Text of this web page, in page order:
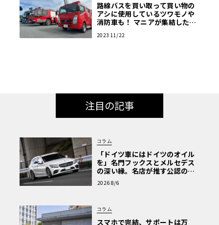
路線バスを買い取って買い物の
アシに使用しているツワモノや
消防車も！ マニアが集結した商
2023 11/22
注目の記事
コラム
「ドイツ車にはドイツのオイル
を」名門フックスとメルセデス
の深い縁。名店が推す公認の安
心と、Cクラスで味わうシルキー
な走り〈PR〉
2026 8/6
コラム
スマホで完結、サポートは万